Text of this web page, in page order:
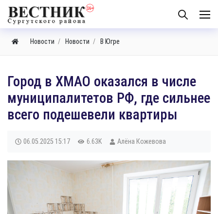
Новости Новости В Югре
Город в ХМАО оказался в числе
муниципалитетов РФ, где сильнее
всего подешевели квартиры
06.05.2025 15:17 6.63K Алёна Кожевова